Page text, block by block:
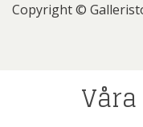
Copyright ©